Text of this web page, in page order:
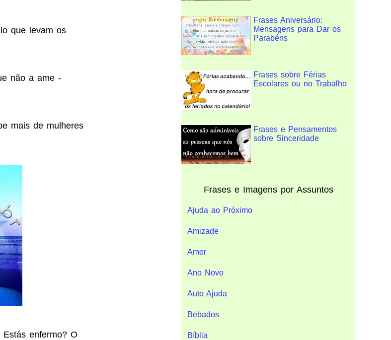
que levam os
não a ame -
mais de mulheres
enfermo? O
Frases Aniversário:
Mensagens para Dar os
Parabéns
Frases sobre Férias
Escolares ou no Trabalho
Frases e Pensamentos
sobre Sinceridade
Frases e Imagens por Assuntos
Ajuda ao Próximo
Amizade
Amor
Ano Novo
Auto Ajuda
Bebados
Bíblia